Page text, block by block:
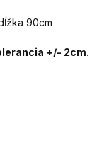
90cm
+/- 2cm.